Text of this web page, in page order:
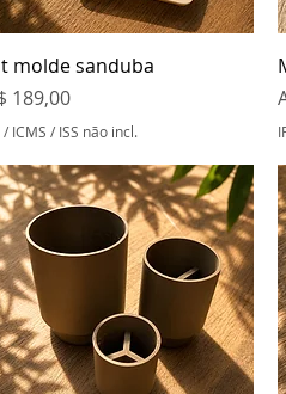
Visualização rápida
molde sanduba
189,00
/ ICMS / ISS não incl.